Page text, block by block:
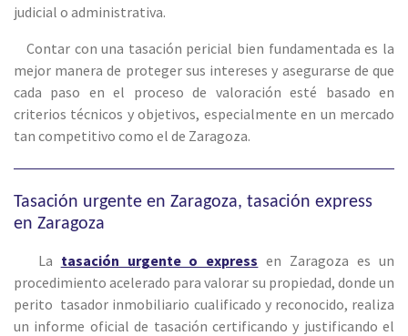
judicial o administrativa.
Contar con una tasación pericial bien fundamentada es la
mejor manera de proteger sus intereses y asegurarse de que
cada paso en el proceso de valoración esté basado en
criterios técnicos y objetivos, especialmente en un mercado
tan competitivo como el de Zaragoza.
Tasación urgente en Zaragoza, tasación express
en Zaragoza
La tasación urgente o express en Zaragoza es un
procedimiento acelerado para valorar su propiedad, donde un
perito tasador inmobiliario cualificado y reconocido, realiza
un informe oficial de tasación certificando y justificando el